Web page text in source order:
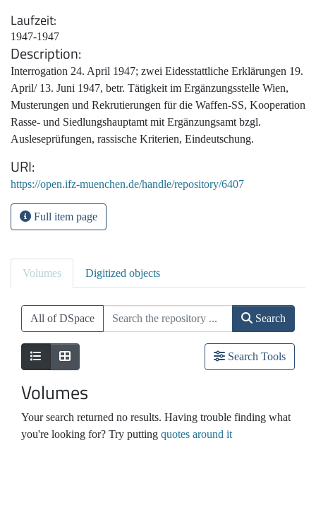
Laufzeit
1947-1947
Description
Interrogation 24. April 1947; zwei Eidesstattliche Erklärungen 19.
April/ 13. Juni 1947, betr. Tätigkeit im Ergänzungsstelle Wien,
Musterungen und Rekrutierungen für die Waffen-SS, Kooperation
Rasse- und Siedlungshauptamt mit Ergänzungsamt bzgl.
Ausleseprüfungen, rassische Kriterien, Eindeutschung.
URI
https://open.ifz-muenchen.de/handle/repository/6407
Full item page
Volumes Digitized objects
All of DSpace Search
Search Tools
Volumes
Your search returned no results. Having trouble finding what
you're looking for? Try putting quotes around it